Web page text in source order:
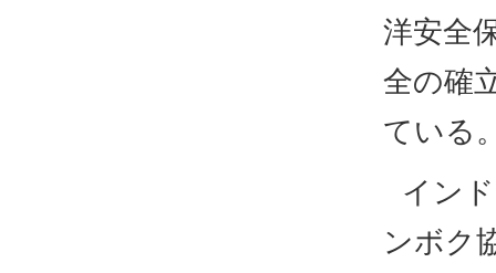
洋安全
全の確
ている
イン
ンボク